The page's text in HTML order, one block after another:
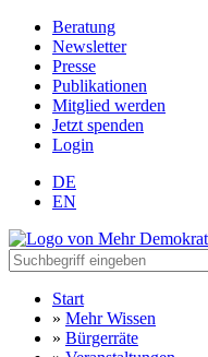
Beratung
Newsletter
Presse
Publikationen
Mitglied werden
Jetzt spenden
Login
DE
EN
Start
» Mehr Wissen
» Bürgerräte